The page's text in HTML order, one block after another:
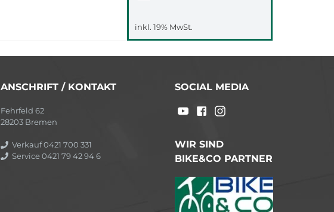
inkl. 19% MwSt.
ANSCHRIFT / KONTAKT
Fehrfeld 62
28203 Bremen
Verkauf 0421 700 331
Service 0421 79 42 94 6
SOCIAL MEDIA
WIR SIND
BIKE&CO PARTNER